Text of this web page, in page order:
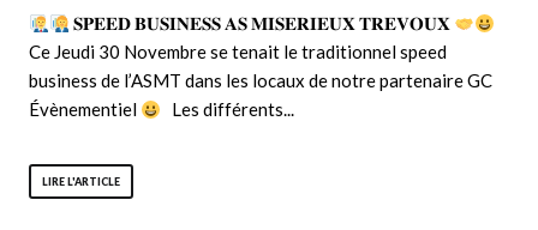
𝐒𝐏𝐄𝐄𝐃 𝐁𝐔𝐒𝐈𝐍𝐄𝐒𝐒 𝐀𝐒 𝐌𝐈𝐒𝐄𝐑𝐈𝐄𝐔𝐗 𝐓𝐑𝐄𝐕𝐎𝐔𝐗
Ce Jeudi 30 Novembre se tenait le traditionnel speed
business de l’ASMT dans les locaux de notre partenaire GC
Évènementiel
Les différents...
LIRE L'ARTICLE